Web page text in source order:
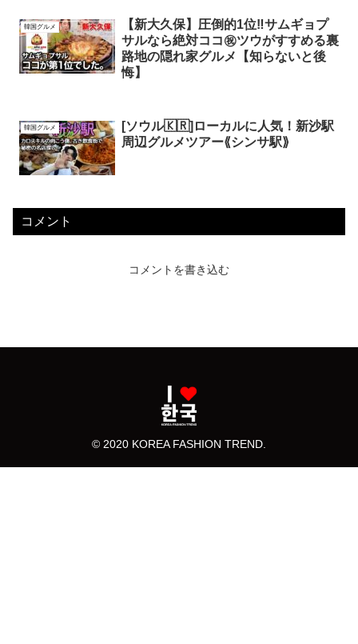
韓国グルメ
【新大久保】圧倒的1位‼️サムギョプ
サルなら絶対ココ㊗️ツウがすすめる裏
路地の隠れ家グルメ【知らないと後
悔】
韓国グルメ
[ソウル🇰🇷]ローカルに人気！新沙駅
周辺グルメツアー⟪シンサ駅⟫
コメント
コメントを書き込む
© 2020 KOREA FASHION TREND.